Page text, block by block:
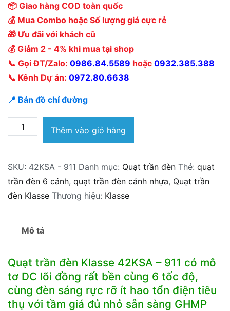
📦 Giao hàng COD toàn quốc
💰 Mua Combo hoặc Số lượng giá cực rẻ
🎁 Ưu đãi với khách cũ
💰 Giảm 2 - 4% khi mua tại shop
📞 Gọi ĐT/Zalo: 0986.84.5589 hoặc 0932.385.388
📞 Kênh Dự án: 0972.80.6638
📍 Bản đồ chỉ đường
Quạt
trần
Klasse
42KSA
-
Thêm vào giỏ hàng
SKU: 42KSA - 911 Danh mục: Quạt trần đèn Thẻ: quạt
trần đèn 6 cánh, quạt trần đèn cánh nhựa, Quạt trần
đèn Klasse Thương hiệu: Klasse
Mô tả
Quạt trần đèn Klasse 42KSA – 911 có mô
tơ DC lõi đồng rất bền cùng 6 tốc độ,
cùng đèn sáng rực rỡ ít hao tổn điện tiêu
thụ với tầm giá đủ nhỏ sẵn sàng GHMP